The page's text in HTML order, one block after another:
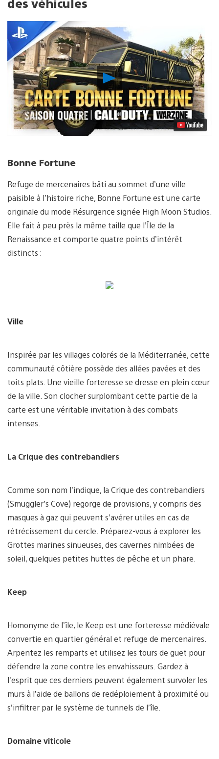
Lancer
la
vidéo
Bonne Fortune
Refuge de mercenaires bâti au sommet d’une ville
paisible à l’histoire riche, Bonne Fortune est une carte
originale du mode Résurgence signée High Moon Studios.
Elle fait à peu près la même taille que l’Île de la
Renaissance et comporte quatre points d’intérêt
distincts :
Ville
Inspirée par les villages colorés de la Méditerranée, cette
communauté côtière possède des allées pavées et des
toits plats. Une vieille forteresse se dresse en plein cœur
de la ville. Son clocher surplombant cette partie de la
carte est une véritable invitation à des combats
intenses.
La Crique des contrebandiers
Comme son nom l’indique, la Crique des contrebandiers
(Smuggler’s Cove) regorge de provisions, y compris des
masques à gaz qui peuvent s’avérer utiles en cas de
rétrécissement du cercle. Préparez-vous à explorer les
Grottes marines sinueuses, des cavernes nimbées de
soleil, quelques petites huttes de pêche et un phare.
Keep
Homonyme de l’île, le Keep est une forteresse médiévale
convertie en quartier général et refuge de mercenaires.
Arpentez les remparts et utilisez les tours de guet pour
défendre la zone contre les envahisseurs. Gardez à
l’esprit que ces derniers peuvent également survoler les
murs à l’aide de ballons de redéploiement à proximité ou
s’infiltrer par le système de tunnels de l’île.
Domaine viticole